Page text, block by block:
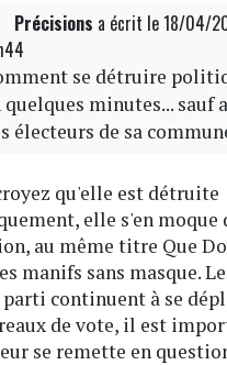
Précisions a écrit le 18/04/
se détruire
quelques minutes... sauf
électeurs de sa
qu'elle est détruite
elle s'en moque
au même titre Que
manifs sans masque.
continuent à se
de vote, il est
se remette en